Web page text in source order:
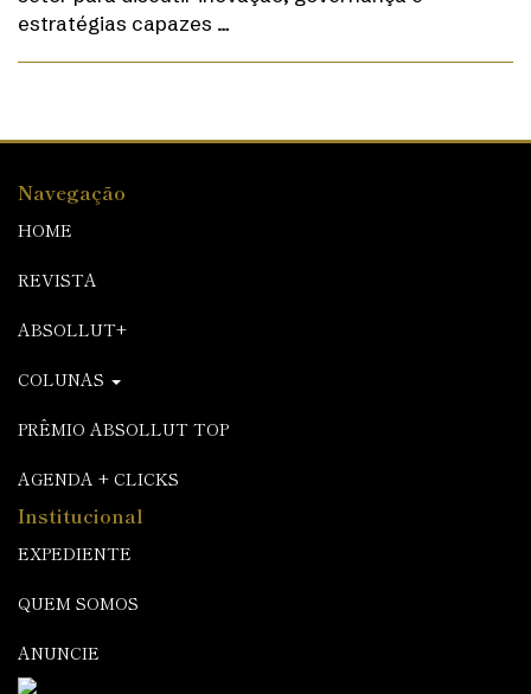
estratégias capazes …
Navegação
HOME
REVISTA
ABSOLLUT+
COLUNAS
PRÊMIO ABSOLLUT TOP
AGENDA + CLICKS
Institucional
EXPEDIENTE
QUEM SOMOS
ANUNCIE